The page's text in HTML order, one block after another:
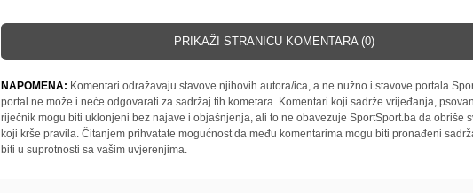
PRIKAŽI STRANICU KOMENTARA (0)
NAPOMENA: Komentari odražavaju stavove njihovih autora/ica, a ne nužno i stavove portala
portal ne može i neće odgovarati za sadržaj tih kometara. Komentari koji sadrže vrijeđanja,
riječnik mogu biti uklonjeni bez najave i objašnjenja, ali to ne obavezuje SportSport.ba da obriše
koji krše pravila. Čitanjem prihvatate mogućnost da među komentarima mogu biti pronađeni
biti u suprotnosti sa vašim uvjerenjima.